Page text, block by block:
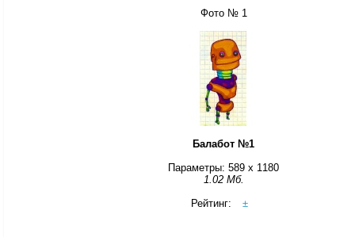
Фото № 1
Балабот №1
Параметры: 589 x 1180
1.02 Мб.
Рейтинг:
±